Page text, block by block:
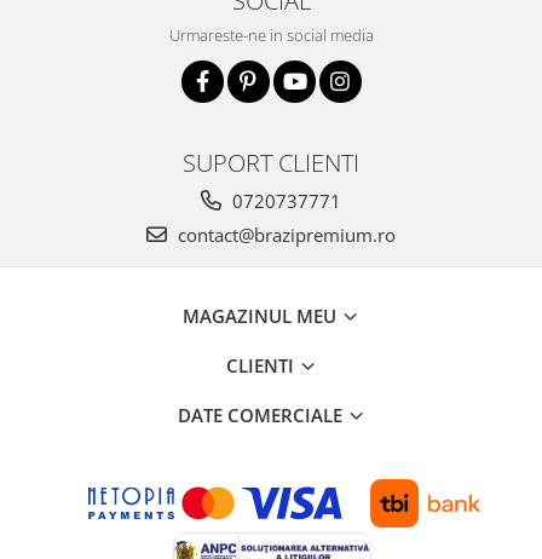
Urmareste-ne in social media
SUPORT CLIENTI
0720737771
contact@brazipremium.ro
MAGAZINUL MEU
CLIENTI
DATE COMERCIALE